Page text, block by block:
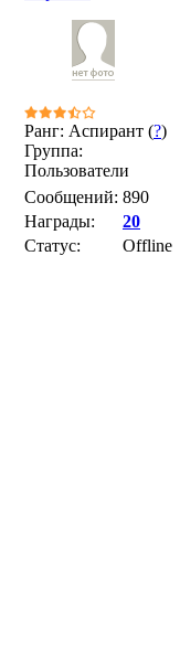
Ранг: Аспирант (?)
Группа:
Пользователи
Сообщений: 890
Награды:
20
Статус:
Offline